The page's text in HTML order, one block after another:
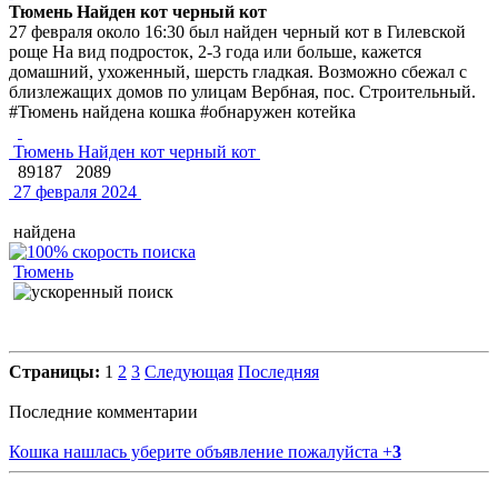
Тюмень Найден кот черный кот
27 февраля около 16:30 был найден черный кот в Гилевской
роще На вид подросток, 2-3 года или больше, кажется
домашний, ухоженный, шерсть гладкая. Возможно сбежал с
близлежащих домов по улицам Вербная, пос. Строительный.
#Тюмень найдена кошка #обнаружен котейка
Тюмень Найден кот черный кот
89187
2089
27 февраля 2024
найдена
Тюмень
Страницы: 1 2 3 Следующая Последняя
Последние комментарии
Кошка нашлась уберите объявление пожалуйста +3